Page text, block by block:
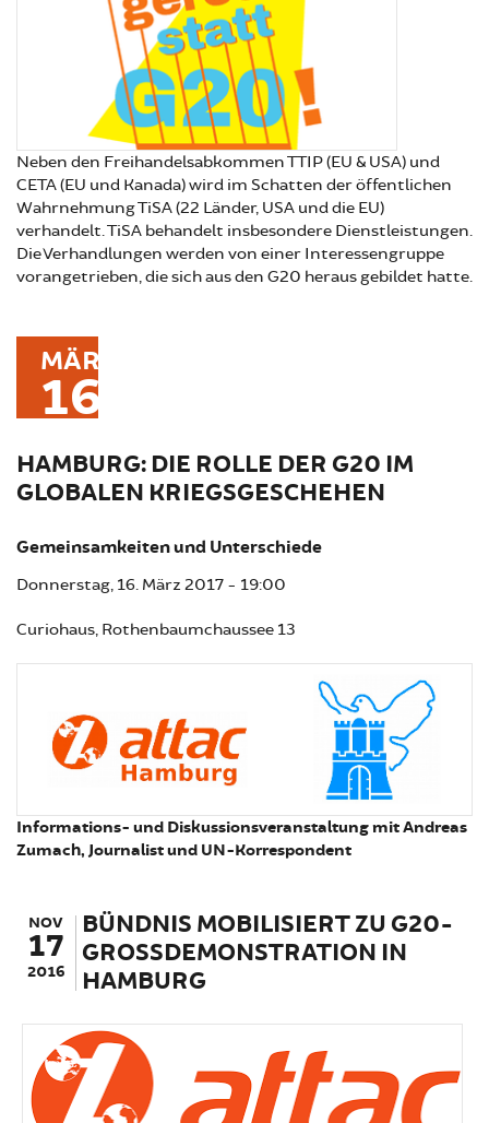
Neben den Freihandelsabkommen TTIP (EU & USA) und
CETA (EU und Kanada) wird im Schatten der öffentlichen
Wahrnehmung TiSA (22 Länder, USA und die EU)
verhandelt. TiSA behandelt insbesondere Dienstleistungen.
Die Verhandlungen werden von einer Interessengruppe
vorangetrieben, die sich aus den G20 heraus gebildet hatte.
MÄR
16
HAMBURG: DIE ROLLE DER G20 IM
GLOBALEN KRIEGSGESCHEHEN
Gemeinsamkeiten und Unterschiede
Donnerstag, 16. März 2017 - 19:00
Curiohaus, Rothenbaumchaussee 13
Informations- und Diskussionsveranstaltung mit Andreas
Zumach, Journalist und UN-Korrespondent
NOV
17
2016
BÜNDNIS MOBILISIERT ZU G20-
GROSSDEMONSTRATION IN H
AMBURG